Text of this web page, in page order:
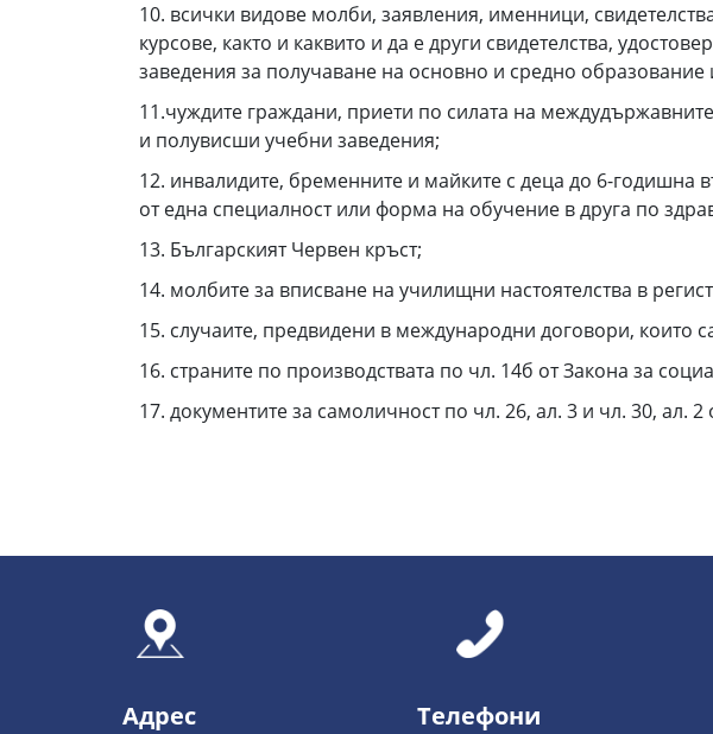
10. всички видове молби, заявления, именници,
курсове, както и каквито и да е други свидетелства,
заведения за получаване на основно и средно
11.чуждите граждани, приети по силата на
и полувисши учебни заведения;
12. инвалидите, бременните и майките с деца до 6-годишна
от една специалност или форма на обучение в друга по
13. Българският Червен кръст;
14. молбите за вписване на училищни настоятелства в
15. случаите, предвидени в международни договори, които
16. страните по производствата по чл. 14б от Закона за
17. документите за самоличност по чл. 26, ал. 3 и чл. 30, ал.
Адрес Телефони